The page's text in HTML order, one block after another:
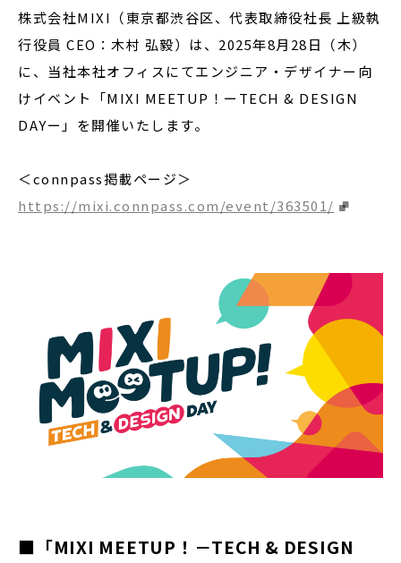
株式会社MIXI（東京都渋谷区、代表取締役社長 上級執
行役員 CEO：木村 弘毅）は、2025年8月28日（木）
に、当社本社オフィスにてエンジニア・デザイナー向
けイベント「MIXI MEETUP！ーTECH & DESIGN
DAYー」を開催いたします。
＜connpass掲載ページ＞
https://mixi.connpass.com/event/363501/
■「MIXI MEETUP！－TECH & DESIGN